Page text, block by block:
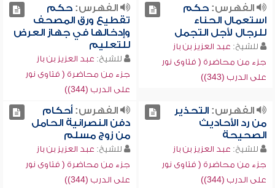
الفهرس:حكم
استعمال الحناء
للرجال لأجل التجمل
للشيخ: عبد العزيز بن باز
جزء من محاضرة ( فتاوى نور
على الدرب (343))
الفهرس:حكم
تقطيع ورق المصحف
وإدخالها في جهاز العرض
للتعليم
للشيخ: عبد العزيز بن باز
جزء من محاضرة ( فتاوى نور
على الدرب (344))
الفهرس:التحذير
من رد الأحاديث
الصحيحة
للشيخ: عبد العزيز بن باز
جزء من محاضرة ( فتاوى نور
على الدرب (344))
الفهرس:أحكام
دفن النصرانية الحامل
من زوج مسلم
للشيخ: عبد العزيز بن باز
جزء من محاضرة ( فتاوى نور
على الدرب (344))